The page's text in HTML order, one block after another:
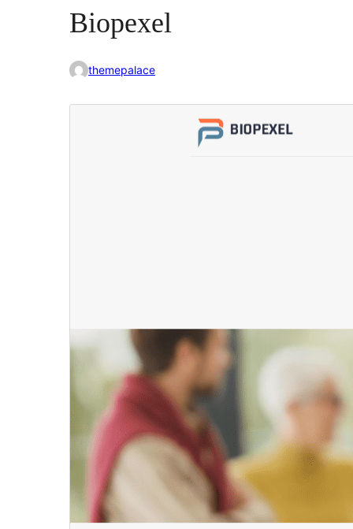
Biopexel
themepalace